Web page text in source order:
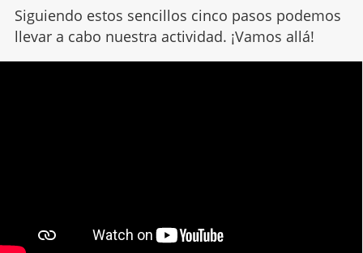
Siguiendo estos sencillos cinco pasos podemos
llevar a cabo nuestra actividad. ¡Vamos allá!